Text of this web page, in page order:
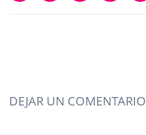
DEJAR UN COMENTARIO